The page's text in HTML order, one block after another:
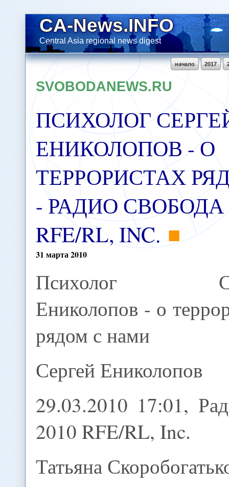
CA-News.INFO
Central Asia regional news digest
2017
начало
SVOBODANEWS.RU
ПСИХОЛОГ
ЕНИКОЛОПОВ - О
ТЕРРОРИСТАХ
- РАДИО СВОБОДА
RFE/RL, INC.
31 марта2010
Психолог
Ениколопов - о
рядом с нами
Сергей Ениколопов
29.03.2010 17:01,
2010 RFE/RL, Inc.
Татьяна